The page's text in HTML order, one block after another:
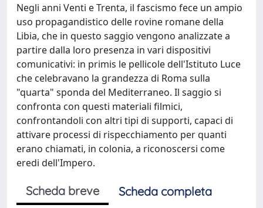
Negli anni Venti e Trenta, il fascismo fece un ampio
uso propagandistico delle rovine romane della
Libia, che in questo saggio vengono analizzate a
partire dalla loro presenza in vari dispositivi
comunicativi: in primis le pellicole dell'Istituto Luce
che celebravano la grandezza di Roma sulla
"quarta" sponda del Mediterraneo. Il saggio si
confronta con questi materiali filmici,
confrontandoli con altri tipi di supporti, capaci di
attivare processi di rispecchiamento per quanti
erano chiamati, in colonia, a riconoscersi come
eredi dell'Impero.
Scheda breve
Scheda completa